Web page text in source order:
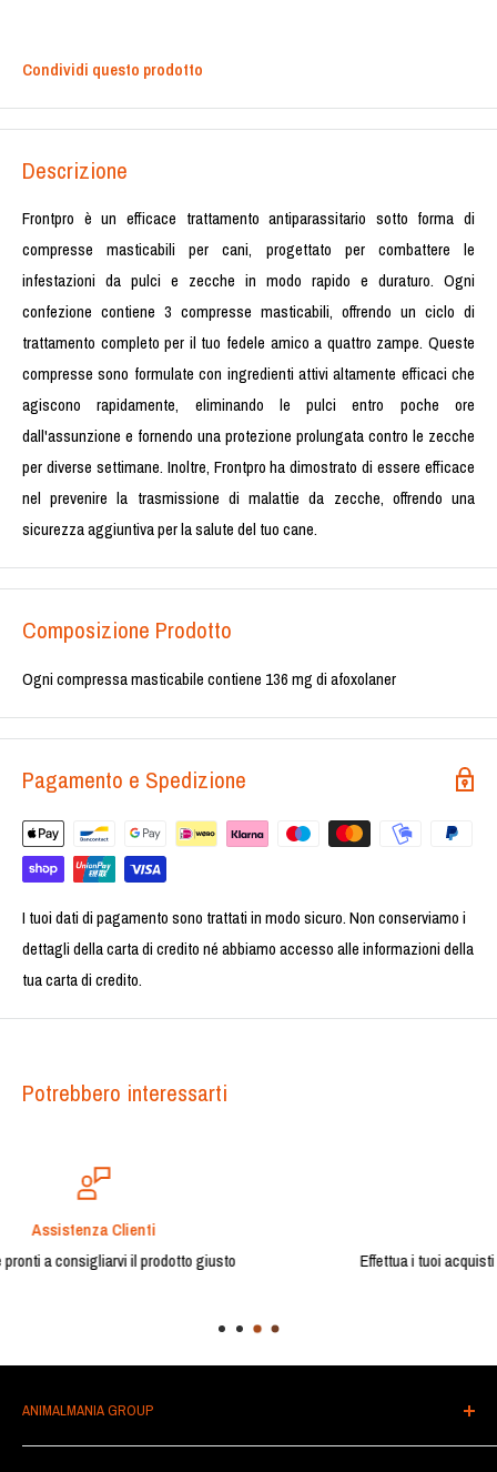
Condividi questo prodotto
Descrizione
Frontpro è un efficace trattamento antiparassitario sotto forma di
compresse masticabili per cani, progettato per combattere le
infestazioni da pulci e zecche in modo rapido e duraturo. Ogni
confezione contiene 3 compresse masticabili, offrendo un ciclo di
trattamento completo per il tuo fedele amico a quattro zampe. Queste
compresse sono formulate con ingredienti attivi altamente efficaci che
agiscono rapidamente, eliminando le pulci entro poche ore
dall'assunzione e fornendo una protezione prolungata contro le zecche
per diverse settimane. Inoltre, Frontpro ha dimostrato di essere efficace
nel prevenire la trasmissione di malattie da zecche, offrendo una
sicurezza aggiuntiva per la salute del tuo cane.
Composizione Prodotto
Ogni compressa masticabile contiene 136 mg di afoxolaner
Pagamento e Spedizione
I tuoi dati di pagamento sono trattati in modo sicuro. Non conserviamo i
dettagli della carta di credito né abbiamo accesso alle informazioni della
tua carta di credito.
Potrebbero interessarti
Effettua i tuoi acquisti in completa sicurezza. Accettiamo carte di
ANIMALMANIA GROUP
Il tuo punto vendita di riferimento per tutto il necessario per gli amici